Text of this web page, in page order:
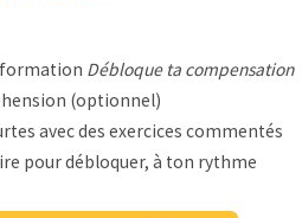
formation Débloque ta compensation
(optionnel)
avec des exercices commentés
pour débloquer, à ton rythme